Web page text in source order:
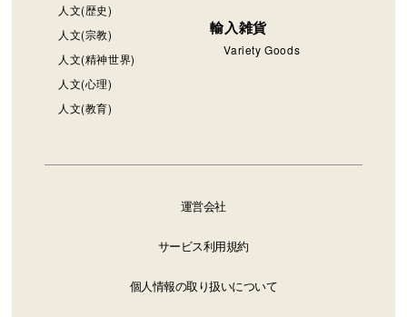
人文(歴史)
人文(宗教)
人文(精神世界)
人文(心理)
人文(教育)
輸入雑貨
Variety Goods
運営会社
サービス利用規約
個人情報の取り扱いについて